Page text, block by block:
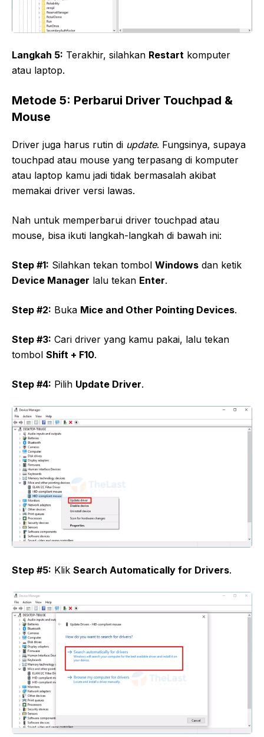
Langkah 5: Terakhir, silahkan Restart komputer
atau laptop.
Metode 5: Perbarui Driver Touchpad &
Mouse
Driver juga harus rutin di update. Fungsinya, supaya
touchpad atau mouse yang terpasang di komputer
atau laptop kamu jadi tidak bermasalah akibat
memakai driver versi lawas.
Nah untuk memperbarui driver touchpad atau
mouse, bisa ikuti langkah-langkah di bawah ini:
Step #1: Silahkan tekan tombol Windows dan ketik
Device Manager lalu tekan Enter.
Step #2: Buka Mice and Other Pointing Devices.
Step #3: Cari driver yang kamu pakai, lalu tekan
tombol Shift + F10.
Step #4: Pilih Update Driver.
Step #5: Klik Search Automatically for Drivers.